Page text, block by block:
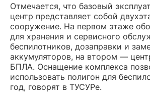
Отмечается, что базовый
центр представляет собой
сооружение. На первом этаже
для хранения и сервисного
беспилотников, дозаправки и
аккумуляторов, на втором —
БПЛА. Оснащение комплекса
использовать полигон для
год, говорят в ТУСУРе.